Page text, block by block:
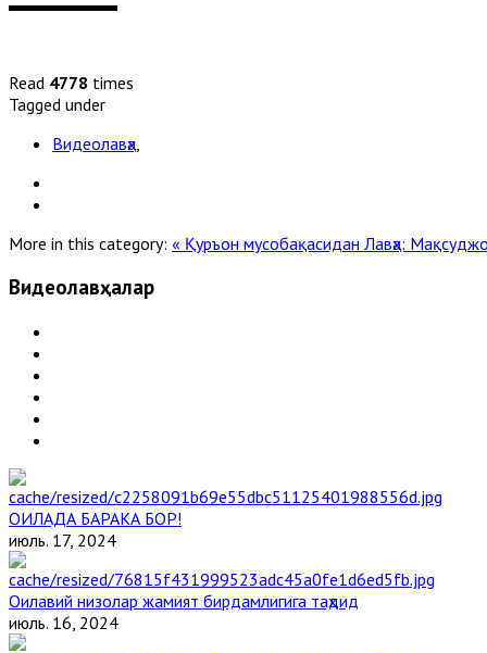
Read 4778 times
Tagged under
Видеолавҳа
More in this category: « Қуръон мусобақасидан Лавҳа:
Видеолавҳалар
ОИЛАДА БАРАКА БОР!
июль. 17, 2024
Оилавий низолар жамият бирдамлигига таҳдид
июль. 16, 2024